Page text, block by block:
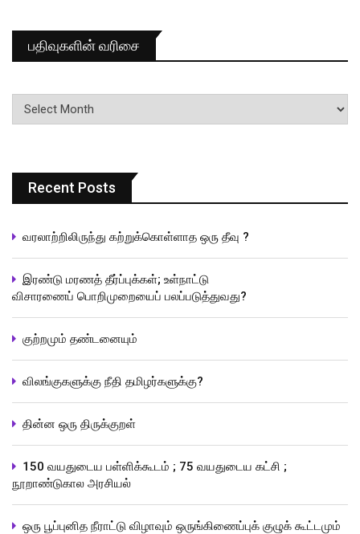
பதிவுகளின் வரிசை
பதிவுகளின்
வரிசை
Recent Posts
வரலாற்றிலிருந்து கற்றுக்கொள்ளாத ஒரு தீவு ?
இரண்டு மரணத் தீர்ப்புக்கள்; உள்நாட்டு
விசாரணைப் பொறிமுறையைப் பலப்படுத்துவது?
குற்றமும் தண்டனையும்
விலங்குகளுக்கு நீதி தமிழர்களுக்கு?
தின்ன ஒரு திருக்குறள்
150 வயதுடைய பள்ளிக்கூடம் ; 75 வயதுடைய கட்சி ;
நூறாண்டுகால அரசியல்
ஒரு பூப்புனித நீராட்டு விழாவும் ஒருங்கிணைப்புக் குழுக் கூட்டமும்